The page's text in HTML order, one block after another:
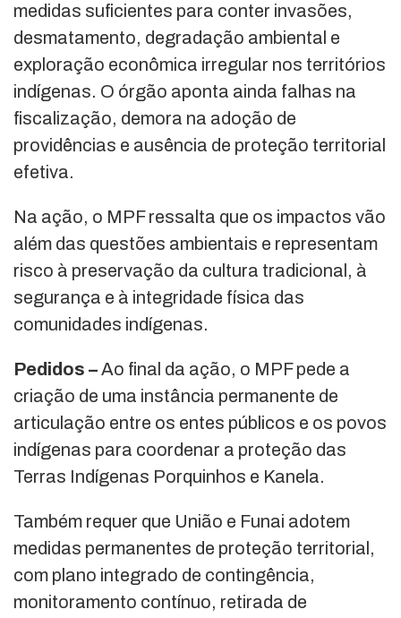
medidas suficientes para conter invasões,
desmatamento, degradação ambiental e
exploração econômica irregular nos territórios
indígenas. O órgão aponta ainda falhas na
fiscalização, demora na adoção de
providências e ausência de proteção territorial
efetiva.
Na ação, o MPF ressalta que os impactos vão
além das questões ambientais e representam
risco à preservação da cultura tradicional, à
segurança e à integridade física das
comunidades indígenas.
Pedidos –Ao final da ação, o MPF pede a
criação de uma instância permanente de
articulação entre os entes públicos e os povos
indígenas para coordenar a proteção das
Terras Indígenas Porquinhos e Kanela.
Também requer que União e Funai adotem
medidas permanentes de proteção territorial,
com plano integrado de contingência,
monitoramento contínuo, retirada de